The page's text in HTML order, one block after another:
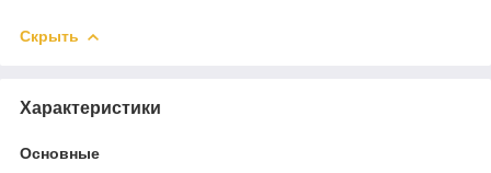
Скрыть
Характеристики
Основные